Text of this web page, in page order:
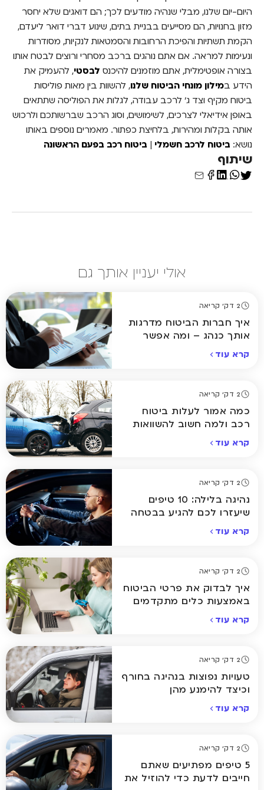
היום-יום שלנו, מבלי שנהיה מודעים לכך; הם דואגים שלא יחסר
מזון בחנויות, הם מסייעים בבניית בתים, שינוע דברי דואר ליעדם,
הקמת תשתיות והפיכת הרחובות והסמטאות לנקיות, מסודרות
ונעימות למראה. אם אתם נוהגים ברכב מסחרי ורוצים לבטח אותו
בצורה אופטימלית, אתם מוזמנים להיכנס לבסטי, להעמיק את
הידע במילון מונחי הביטוח שלנו, להשוות בין מאות פוליסות
ביטוח מקיף וצד ג' לרכב עבודה, לגלות את הפוליסה שתתאים
באופן אידיאלי לצרכים, לשימושים, וסוג הרכב שברשותכם ולרכוש
אותה בקלות ומהירות, בלחיצת כפתור. מאמרים נוספים באותו
נושא: ביטוח לרכב חשמלי | ביטוח רכב בפעם הראשונה
שיתוף
אולי יעניין אותך גם
2 דק' קריאה
איך חברות הביטוח מדרגות
אותך כנהג – ומה אפשר
קרא עוד
2 דק' קריאה
כמה אמור לעלות ביטוח
רכב ולמה חשוב להשוואות
קרא עוד
2 דק' קריאה
נהיגה בלילה: 10 טיפים
שיעזרו לכם להגיע בבטחה
קרא עוד
2 דק' קריאה
איך לבדוק את פרטי הביטוח
באמצעות כלים מתקדמים
קרא עוד
2 דק' קריאה
טעויות נפוצות בנהיגה בחורף
וכיצד להימנע מהן
קרא עוד
2 דק' קריאה
5 טיפים מפתיעים שאתם
חייבים לדעת כדי להוזיל את